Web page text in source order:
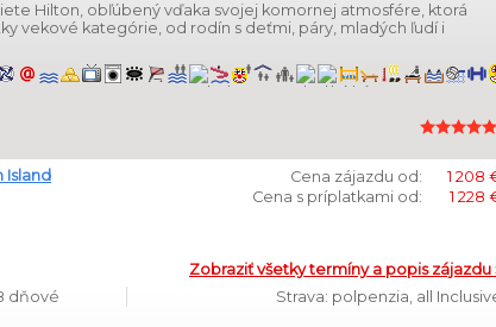
Hilton, obľúbený vďaka svojej komornej atmosfére, ktorá
vekové kategórie, od rodín s deťmi, páry, mladých ľudí i
Cena zájazdu od:
1 208
Cena s príplatkami od:
1 228
Island
Zobraziť všetky termíny a popis zájazdu
dňové
Strava: polpenzia, all